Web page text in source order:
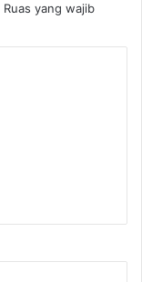
Ruas yang wajib